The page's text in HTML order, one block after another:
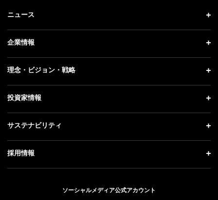
ニュース
ニュース トップ
プレスリリース
更新情報
企業情報
企業情報 トップ
社長メッセージ
事業紹介
理念・ビジョン・戦略
理念・ビジョン・戦略 トップ
成長戦略「Activate AI for Society」
人材戦略
投資家情報
投資家情報 トップ
経営方針
サステナビリティ
サステナビリティ トップ
トップメッセージ
ESG方針・体制
採用情報
ソーシャルメディア公式アカウント